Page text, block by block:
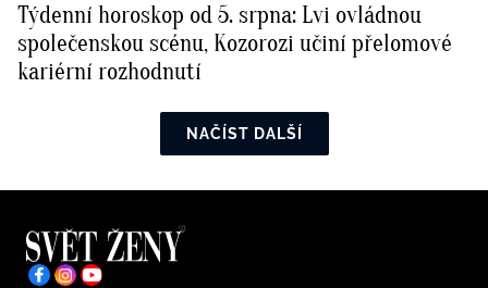
Týdenní horoskop od 5. srpna: Lvi ovládnou
společenskou scénu, Kozorozi učiní přelomové
kariérní rozhodnutí
NAČÍST DALŠÍ